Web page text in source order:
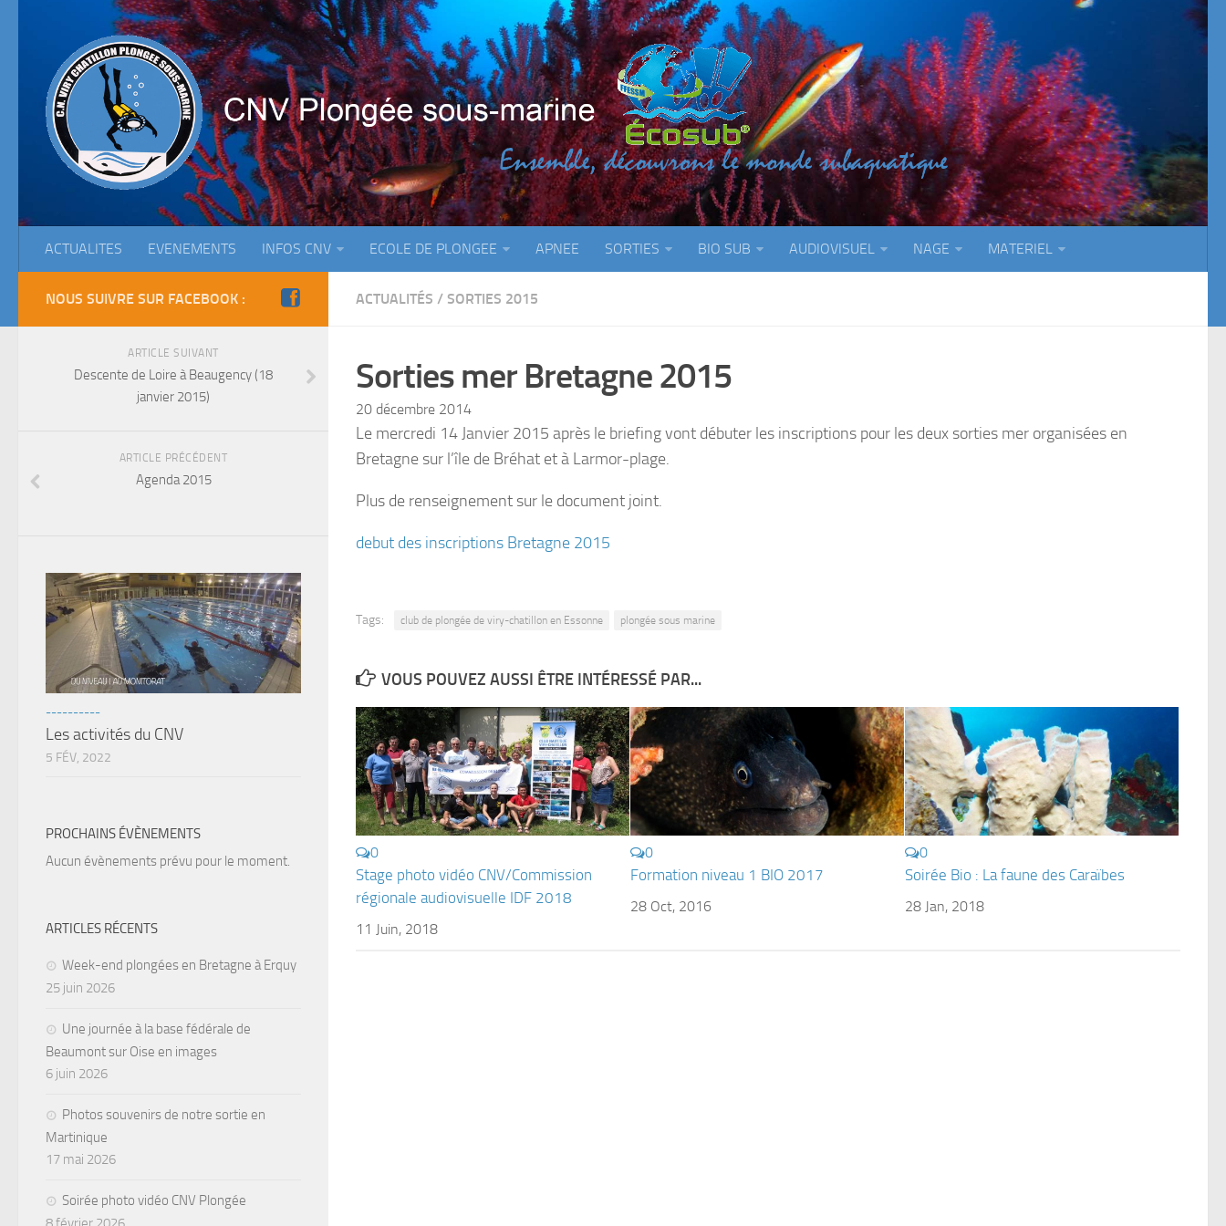
ACTUALITES EVENEMENTS INFOS CNV ECOLE DE PLONGEE APNEE SORTIES BIO SUB AUDIOVISUEL NAGE MATERIEL
ACTUALITÉS / SORTIES 2015
Sorties mer Bretagne 2015
20 décembre 2014
Le mercredi 14 Janvier 2015 après le briefing vont débuter les inscriptions pour les deux sorties mer organisées en
Bretagne sur l’île de Bréhat et à Larmor-plage.
Plus de renseignement sur le document joint.
debut des inscriptions Bretagne 2015
Tags: club de plongée de viry-chatillon en Essonne plongée sous marine
VOUS POUVEZ AUSSI ÊTRE INTÉRESSÉ PAR...
0
Stage photo vidéo CNV/Commission
régionale audiovisuelle IDF 2018
11 Juin, 2018
0
Formation niveau 1 BIO 2017
28 Oct, 2016
0
Soirée Bio : La faune des Caraïbes
28 Jan, 2018
NOUS SUIVRE SUR FACEBOOK :
ARTICLE SUIVANT
Descente de Loire à Beaugency (18
janvier 2015)
ARTICLE PRÉCÉDENT
Agenda 2015
----------
Les activités du CNV
5 FÉV, 2022
PROCHAINS ÉVÈNEMENTS
Aucun évènements prévu pour le moment.
ARTICLES RÉCENTS
Week-end plongées en Bretagne à Erquy
25 juin 2026
Une journée à la base fédérale de
Beaumont sur Oise en images
6 juin 2026
Photos souvenirs de notre sortie en
Martinique
17 mai 2026
Soirée photo vidéo CNV Plongée